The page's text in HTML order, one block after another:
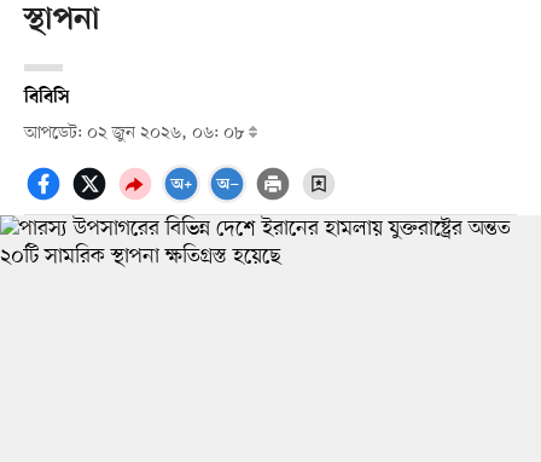
স্থাপনা
বিবিসি
আপডেট: ০২ জুন ২০২৬, ০৬: ০৮